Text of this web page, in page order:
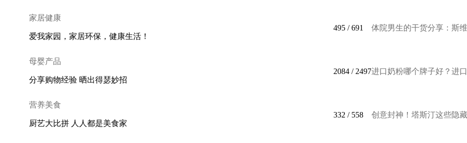
家居健康
爱我家园，家居环保，健康生活！
495 / 691 体院男生的干货分享：斯
母婴产品
分享购物经验 晒出得瑟妙招
2084 / 2497进口奶粉哪个牌子好？进
营养美食
厨艺大比拼 人人都是美食家
332 / 558 创意封神！塔斯汀这些隐